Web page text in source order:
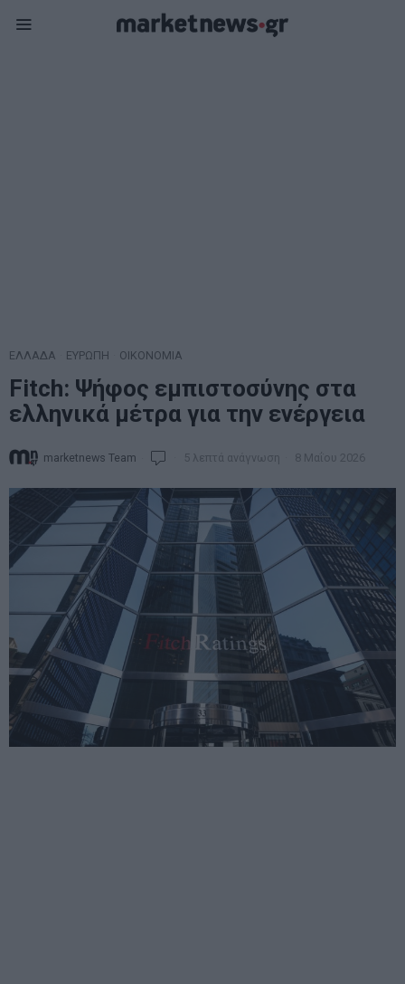
ΕΛΛΑΔΑ ΕΥΡΩΠΗ ΟΙΚΟΝΟΜΙΑ
Fitch: Ψήφος εμπιστοσύνης στα
ελληνικά μέτρα για την ενέργεια
marketnews Team 5 λεπτά ανάγνωση 8 Μαΐου 2026